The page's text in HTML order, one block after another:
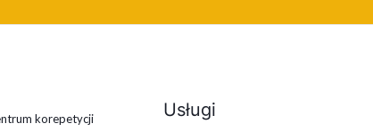
korepetycji
Usługi